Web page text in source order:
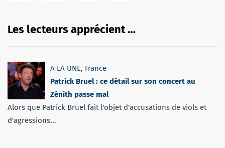
Les lecteurs apprécient …
A LA UNE, France
Patrick Bruel : ce détail sur son concert au
Zénith passe mal
Alors que Patrick Bruel fait l'objet d'accusations de viols et
d'agressions...